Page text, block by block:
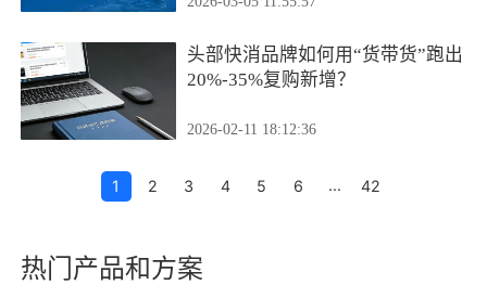
头部快消品牌如何用“货带货”跑出
20%-35%复购新增？
2026-02-11 18:12:36
1 2 3 4 5 6 ... 42
热门产品和方案